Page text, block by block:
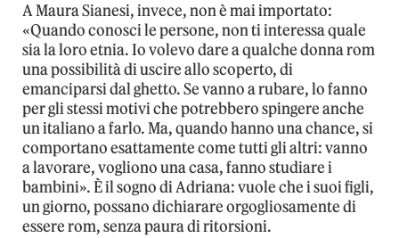
A Maura Sianesi, invece, non è mai importato:
«Quando conosci le persone, non ti interessa quale
sia la loro etnia. Io volevo dare a qualche donna rom
una possibilità di uscire allo scoperto, di
emanciparsi dal ghetto. Se vanno a rubare, lo fanno
per gli stessi motivi che potrebbero spingere anche
un italiano a farlo. Ma, quando hanno una chance, si
comportano esattamente come tutti gli altri: vanno
a lavorare, vogliono una casa, fanno studiare i
bambini». È il sogno di Adriana: vuole che i suoi figli,
un giorno, possano dichiarare orgogliosamente di
essere rom, senza paura di ritorsioni.